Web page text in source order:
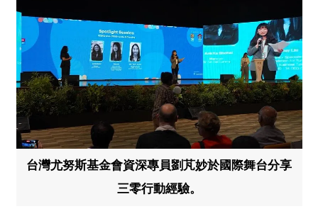
台灣尤努斯基金會資深專員劉芃妙於國際舞台分享
三零行動經驗。